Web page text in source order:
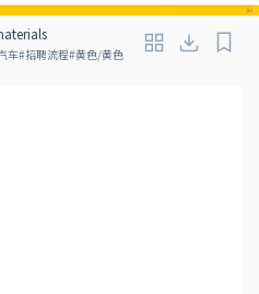
车#招聘流程#黄色/黄色